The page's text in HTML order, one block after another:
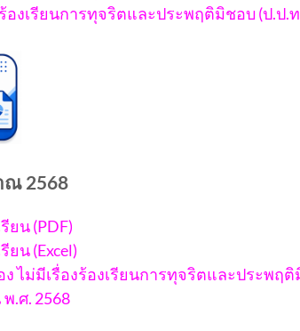
องเรียนการทุจริตและประพฤติมิชอบ (ป.ป.
ณ 2568
ยน (PDF)
ยน (Excel)
ง ไม่มีเรื่องร้องเรียนการทุจริตและประพฤ
.ศ. 2568